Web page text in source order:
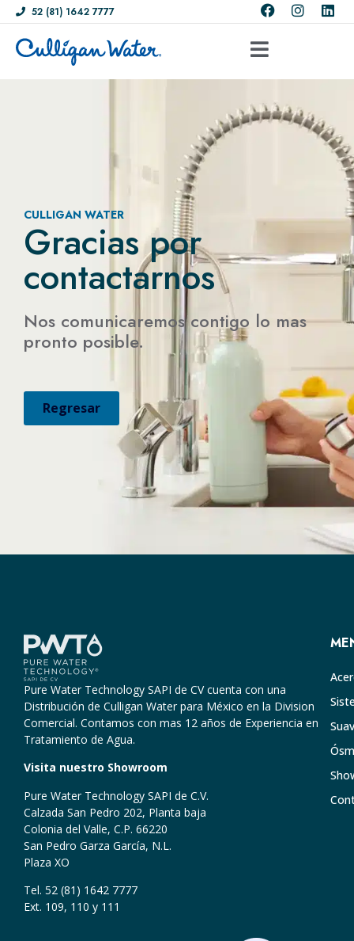
52 (81) 1642 7777
CULLIGAN WATER
Gracias por
contactarnos
Nos comunicaremos contigo lo mas
pronto posible.
Regresar
Pure Water Technology SAPI de CV cuenta con una
Distribución de Culligan Water para México en la Division
Comercial. Contamos con mas 12 años de Experiencia en
Tratamiento de Agua.
Visita nuestro Showroom
Pure Water Technology SAPI de C.V.
Calzada San Pedro 202, Planta baja
Colonia del Valle, C.P. 66220
San Pedro Garza García, N.L.
Plaza XO
Tel. 52 (81) 1642 7777
Ext. 109, 110 y 111